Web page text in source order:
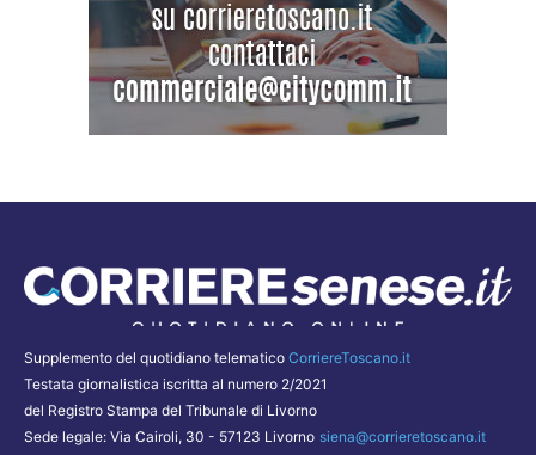
Supplemento del quotidiano telematico CorriereToscano.it
Testata giornalistica iscritta al numero 2/2021
del Registro Stampa del Tribunale di Livorno
Sede legale: Via Cairoli, 30 - 57123 Livorno siena@corrieretoscano.it